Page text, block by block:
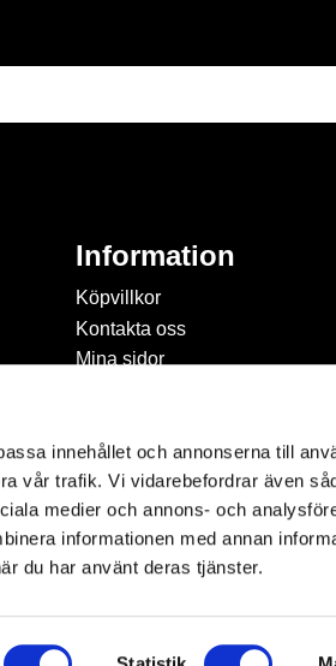
innehållet och annonserna till
vår trafik. Vi vidarebefordrar även
medier och annons- och
informationen med annan
du har använt deras tjänster.
Information
Köpvillkor
Kontakta oss
Mina sidor
cookies
Inspiration & Passion